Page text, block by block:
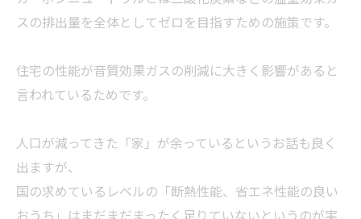
スの排出量を全体としてゼロを目指すための施策です。
住宅の性能が音質効果ガスの削減に大きく影響があると
言われているためです。
人口が減ってきた「家」が余っているというお話も良く
出ますが、
国の求めているレベルの「断熱性能、省エネ性能の良い
おうち」はまだまだまったく足りていないというのが実